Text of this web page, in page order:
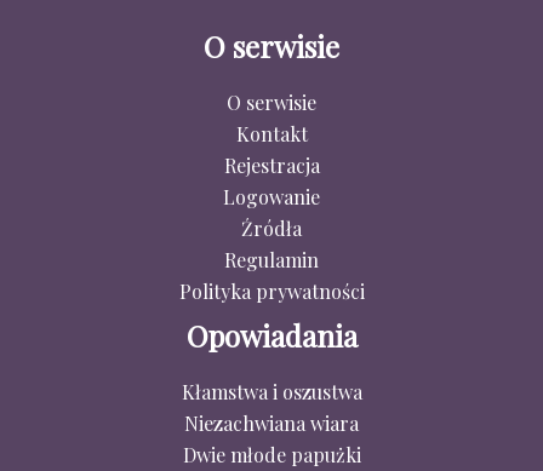
O serwisie
O serwisie
Kontakt
Rejestracja
Logowanie
Źródła
Regulamin
Polityka prywatności
Opowiadania
Kłamstwa i oszustwa
Niezachwiana wiara
Dwie młode papużki